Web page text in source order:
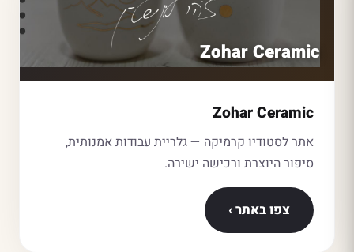
Zohar Ceramic
Zohar Ceramic
אתר לסטודיו קרמיקה — גלריית עבודות אמנותית,
סיפור היוצרת ורכישה ישירה.
צפו באתר ›